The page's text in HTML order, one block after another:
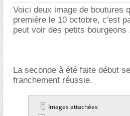
Voici deux image de boutures
première le 10 octobre, c'est
peut voir des petits bourgeons
La seconde à été faite début
franchement réussie.
Images attachées